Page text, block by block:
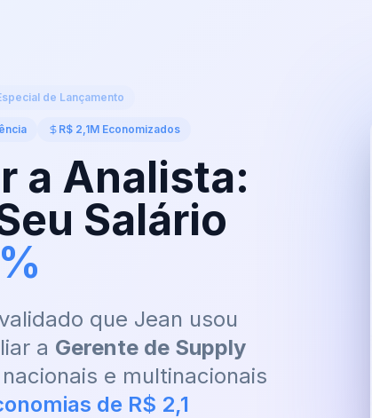
de Lançamento
R$ 2,1M Economizados
a Analista:
Salário
que Jean usou
a Gerente de Supply
e multinacionais
de R$ 2,1